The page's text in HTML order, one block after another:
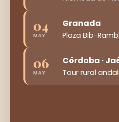
04
MAY
Granada
Plaza Bib-
06
MAY
Córdoba ·
Tour rural